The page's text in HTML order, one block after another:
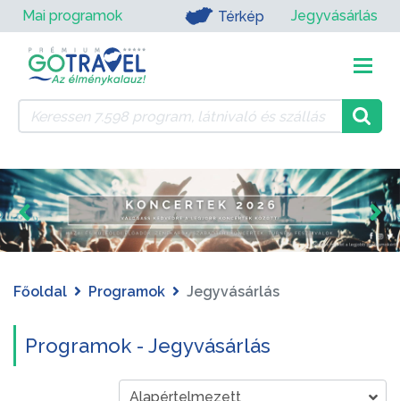
Mai programok Térkép Jegyvásárlás
Főoldal Programok Jegyvásárlás
Programok - Jegyvásárlás